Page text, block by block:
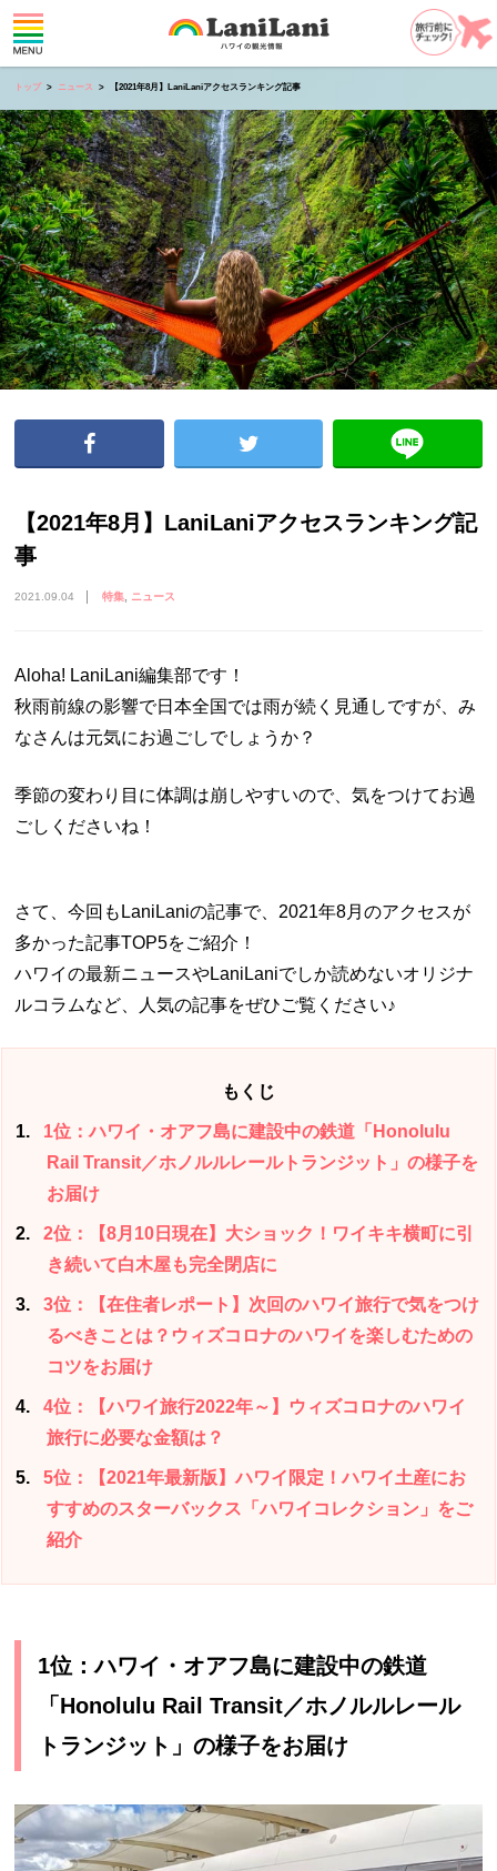
トップ ニュース 【2021年8月】LaniLaniアクセスランキング記事
【2021年8月】LaniLaniアクセスランキング記
事
2021.09.04 特集 ニュース
Aloha! LaniLani編集部です！
秋雨前線の影響で日本全国では雨が続く見通しですが、み
なさんは元気にお過ごしでしょうか？
季節の変わり目に体調は崩しやすいので、気をつけてお過
ごしくださいね！
さて、今回もLaniLaniの記事で、2021年8月のアクセスが
多かった記事TOP5をご紹介！
ハワイの最新ニュースやLaniLaniでしか読めないオリジナ
ルコラムなど、人気の記事をぜひご覧ください♪
もくじ
1
1位：ハワイ・オアフ島に建設中の鉄道「Honolulu
Rail Transit／ホノルルレールトランジット」の様子を
お届け
2
2位：【8月10日現在】大ショック！ワイキキ横町に引
き続いて白木屋も完全閉店に
3
3位：【在住者レポート】次回のハワイ旅行で気をつけ
るべきことは？ウィズコロナのハワイを楽しむための
コツをお届け
4
4位：【ハワイ旅行2022年～】ウィズコロナのハワイ
旅行に必要な金額は？
5
5位：【2021年最新版】ハワイ限定！ハワイ土産にお
すすめのスターバックス「ハワイコレクション」をご
紹介
1位：ハワイ・オアフ島に建設中の鉄道
「Honolulu Rail Transit／ホノルルレール
トランジット」の様子をお届け